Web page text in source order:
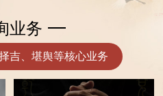
业务
吉、堪舆等核心业务